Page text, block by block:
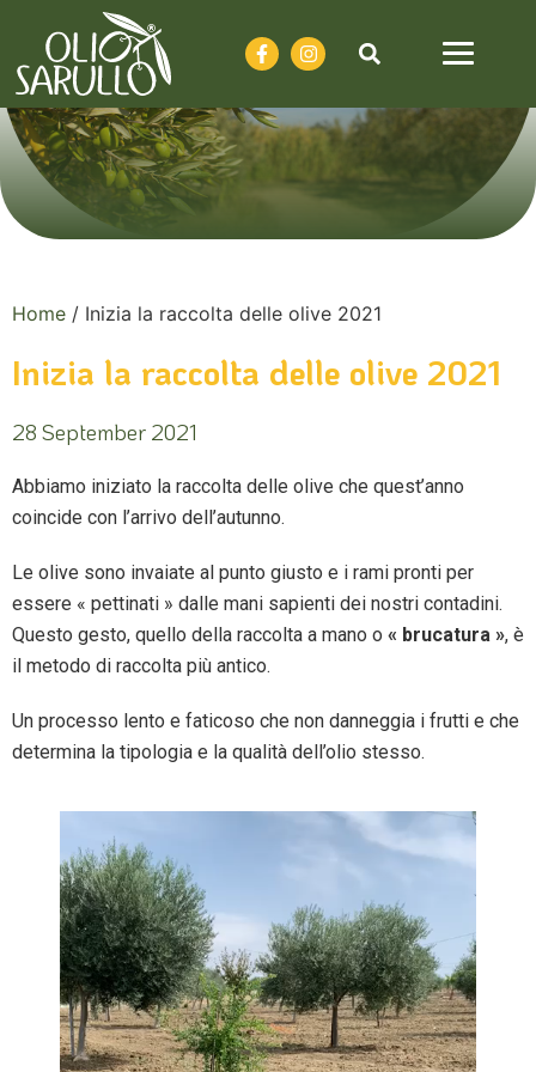
Home / Inizia la raccolta delle olive 2021
Inizia la raccolta delle olive 2021
28 September 2021
Abbiamo iniziato la raccolta delle olive che quest’anno
coincide con l’arrivo dell’autunno.
Le olive sono invaiate al punto giusto e i rami pronti per
essere « pettinati » dalle mani sapienti dei nostri contadini.
Questo gesto, quello della raccolta a mano o « brucatura », è
il metodo di raccolta più antico.
Un processo lento e faticoso che non danneggia i frutti e che
determina la tipologia e la qualità dell’olio stesso.
d
e
o
P
l
a
y